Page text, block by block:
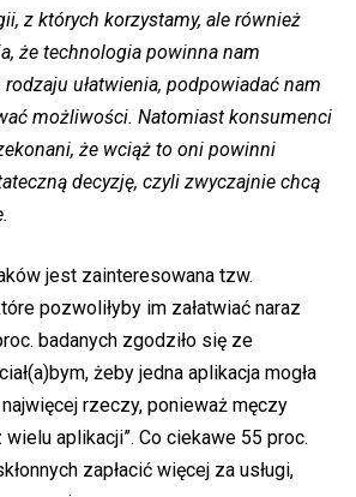
z których korzystamy, ale również
że technologia powinna nam
ułatwienia, podpowiadać nam
możliwości. Natomiast konsumenci
że wciąż to oni powinni
decyzję, czyli zwyczajnie chcą
jest zainteresowana tzw.
pozwoliłyby im załatwiać naraz
badanych zgodziło się ze
żeby jedna aplikacja mogła
rzeczy, ponieważ męczy
aplikacji”. Co ciekawe 55 proc.
zapłacić więcej za usługi,